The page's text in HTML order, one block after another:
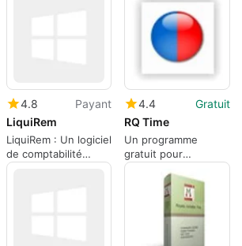
4.8
Payant
LiquiRem
LiquiRem : Un logiciel
de comptabilité
complet
4.4
Gratuit
RQ Time
Un programme
gratuit pour
Windows, par RQ.